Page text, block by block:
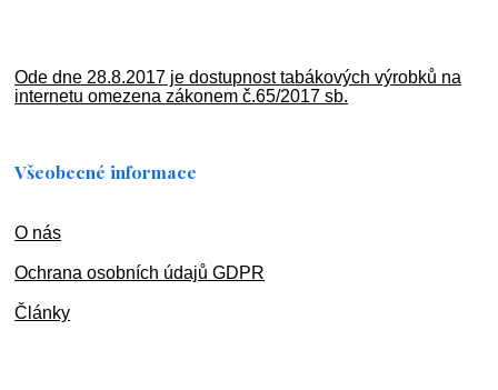
Ode dne 28.8.2017 je dostupnost tabákových výrobků na
internetu omezena zákonem č.65/2017 sb.
Všeobecné informace
O nás
Ochrana osobních údajů GDPR
Články